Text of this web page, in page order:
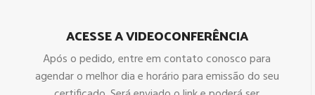
ACESSE A VIDEOCONFERÊNCIA
Após o pedido, entre em contato conosco para
agendar o melhor dia e horário para emissão do seu